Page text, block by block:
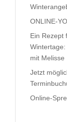
ONLINE-
Ein Rezept
mit Melisse
Jetzt
Online-